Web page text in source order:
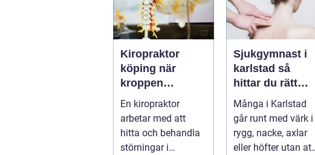
Kiropraktor
köping när
kroppen
behöver hjälp
tillbaka
En kiropraktor
arbetar med att
hitta och behandla
störningar i
Sjukgymnast i
karlstad så
hittar du rätt
hjälp för
kroppen
Många i Karlstad
går runt med värk i
rygg, nacke, axlar
eller höfter utan att